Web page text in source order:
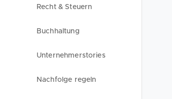
Recht & Steuern
Buchhaltung
Unternehmerstories
Nachfolge regeln